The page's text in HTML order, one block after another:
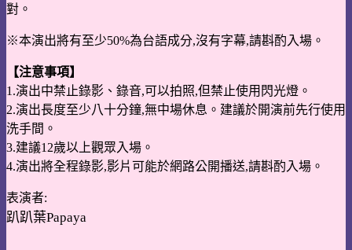
對。
※本演出將有至少50%為台語成分,沒有字幕,請斟酌入場。
【注意事項】
1.演出中禁止錄影、錄音,可以拍照,但禁止使用閃光燈。
2.演出長度至少八十分鐘,無中場休息。建議於開演前先行使用
洗手間。
3.建議12歲以上觀眾入場。
4.演出將全程錄影,影片可能於網路公開播送,請斟酌入場。
表演者:
趴趴葉Papaya